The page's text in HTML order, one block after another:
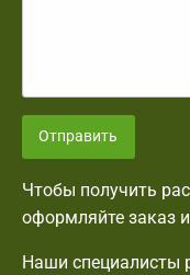
Отправить
Чтобы получить
оформляйте заказ
Наши специалисты